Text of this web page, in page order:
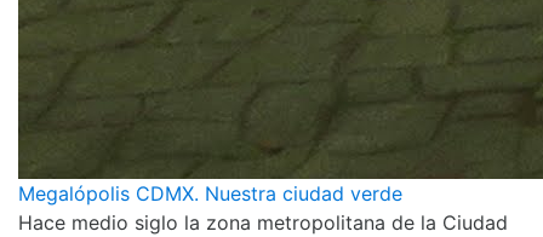
Megalópolis CDMX. Nuestra ciudad verde
Hace medio siglo la zona metropolitana de la Ciudad